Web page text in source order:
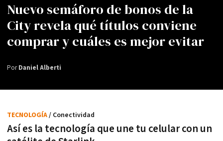
Nuevo semáforo de bonos de la
City revela qué títulos conviene
comprar y cuáles es mejor evitar
PorDaniel Alberti
Así es la tecnología que une tu celular con un
TECNOLOGÍA/ Conectividad